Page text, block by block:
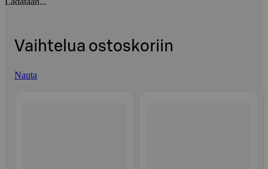
Vaihtelua ostoskoriin
Nauta